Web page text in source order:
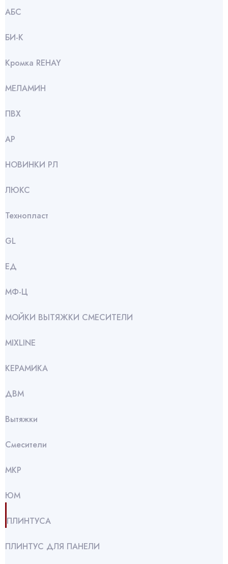
АБС
БИ-К
Кромка REHAY
МЕЛАМИН
ПВХ
АР
НОВИНКИ РЛ
ЛЮКС
Технопласт
GL
ЕД
МФ-Ц
МОЙКИ ВЫТЯЖКИ СМЕСИТЕЛИ
МIXLINE
КЕРАМИКА
ДВМ
Вытяжки
Смесители
МКР
ЮМ
ПЛИНТУСА
ПЛИНТУС ДЛЯ ПАНЕЛИ